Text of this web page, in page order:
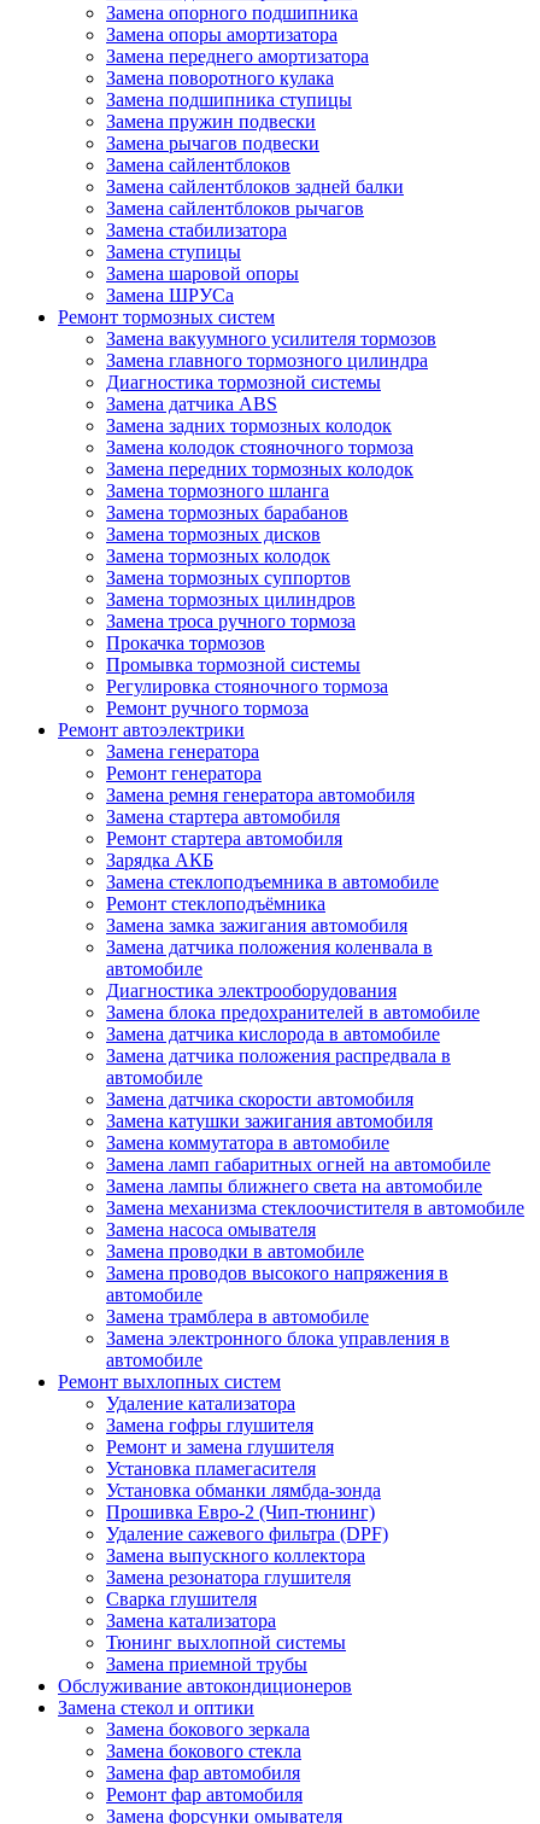
Замена опорного подшипника
Замена опоры амортизатора
Замена переднего амортизатора
Замена поворотного кулака
Замена подшипника ступицы
Замена пружин подвески
Замена рычагов подвески
Замена сайлентблоков
Замена сайлентблоков задней балки
Замена сайлентблоков рычагов
Замена стабилизатора
Замена ступицы
Замена шаровой опоры
Замена ШРУСа
Ремонт тормозных систем
Замена вакуумного усилителя тормозов
Замена главного тормозного цилиндра
Диагностика тормозной системы
Замена датчика ABS
Замена задних тормозных колодок
Замена колодок стояночного тормоза
Замена передних тормозных колодок
Замена тормозного шланга
Замена тормозных барабанов
Замена тормозных дисков
Замена тормозных колодок
Замена тормозных суппортов
Замена тормозных цилиндров
Замена троса ручного тормоза
Прокачка тормозов
Промывка тормозной системы
Регулировка стояночного тормоза
Ремонт ручного тормоза
Ремонт автоэлектрики
Замена генератора
Ремонт генератора
Замена ремня генератора автомобиля
Замена стартера автомобиля
Ремонт стартера автомобиля
Зарядка АКБ
Замена стеклоподъемника в автомобиле
Ремонт стеклоподъёмника
Замена замка зажигания автомобиля
Замена датчика положения коленвала в
автомобиле
Диагностика электрооборудования
Замена блока предохранителей в автомобиле
Замена датчика кислорода в автомобиле
Замена датчика положения распредвала в
автомобиле
Замена датчика скорости автомобиля
Замена катушки зажигания автомобиля
Замена коммутатора в автомобиле
Замена ламп габаритных огней на автомобиле
Замена лампы ближнего света на автомобиле
Замена механизма стеклоочистителя в автомобиле
Замена насоса омывателя
Замена проводки в автомобиле
Замена проводов высокого напряжения в
автомобиле
Замена трамблера в автомобиле
Замена электронного блока управления в
автомобиле
Ремонт выхлопных систем
Удаление катализатора
Замена гофры глушителя
Ремонт и замена глушителя
Установка пламегасителя
Установка обманки лямбда-зонда
Прошивка Евро-2 (Чип-тюнинг)
Удаление сажевого фильтра (DPF)
Замена выпускного коллектора
Замена резонатора глушителя
Сварка глушителя
Замена катализатора
Тюнинг выхлопной системы
Замена приемной трубы
Обслуживание автокондиционеров
Замена стекол и оптики
Замена бокового зеркала
Замена бокового стекла
Замена фар автомобиля
Ремонт фар автомобиля
Замена форсунки омывателя